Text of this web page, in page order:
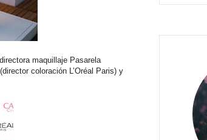
maquillaje Pasarela
coloración L’Oréal Paris) y